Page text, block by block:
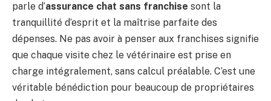
parle d’assurance chat sans franchise sont la
tranquillité d’esprit et la maîtrise parfaite des
dépenses. Ne pas avoir à penser aux franchises signifie
que chaque visite chez le vétérinaire est prise en
charge intégralement, sans calcul préalable. C’est une
véritable bénédiction pour beaucoup de propriétaires